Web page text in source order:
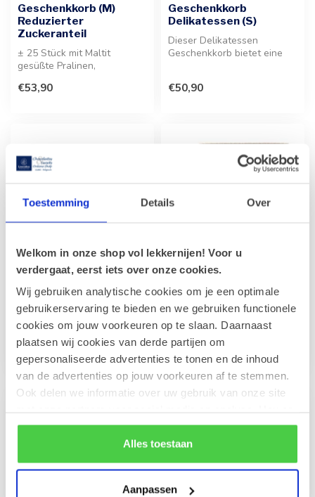
Toestemming Details Over
Welkom in onze shop vol lekkernijen! Voor u
verdergaat, eerst iets over onze cookies.
Wij gebruiken analytische cookies om je een optimale
gebruikerservaring te bieden en we gebruiken functionele
cookies om jouw voorkeuren op te slaan. Daarnaast
plaatsen wij cookies van derde partijen om
gepersonaliseerde advertenties te tonen en de inhoud
van de advertenties op jouw voorkeuren af te stemmen.
Ook delen we informatie over uw gebruik van onze site
rekening mee dat als je bepaalde cookies blokkeert, het
de correcte werking van de website kan verstoren.
Alles toestaan
Aanpassen
Geschenkkorb (M)
Reduzierter
Zuckeranteil
± 25 Stück mit Maltit
gesüßte Pralinen,
und Konfitüre. E...
€53,90
Geschenkkorb
Delikatessen (S)
Dieser Delikatessen
Geschenkkorb bietet eine
€50,90
Delikatessen (S)
Dieser Geschenkkorb vereint
eine Auswahl an Pralinen
und mediterranen
Delikatess...
€49,90
Ein stilvoller Geschenkkorb
mit spritzigem CAVA und
einer Auswahl belgischer
Lec...
€45,90